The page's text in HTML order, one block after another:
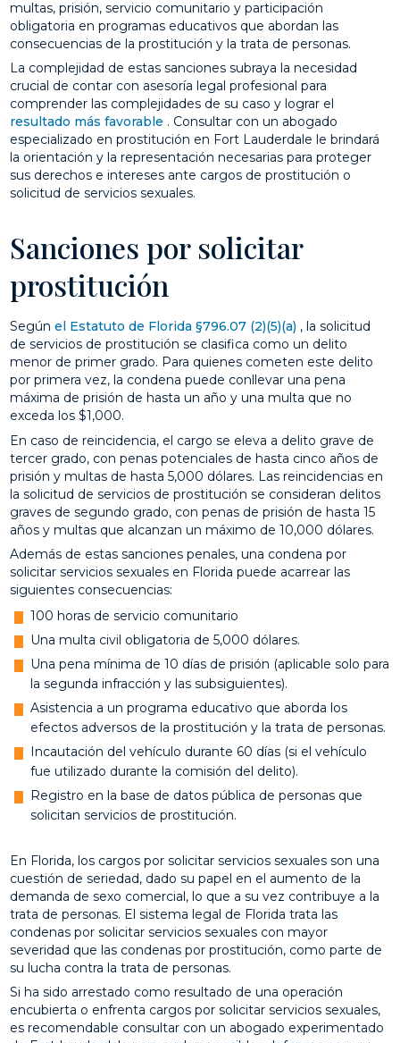
multas, prisión, servicio comunitario y participación
obligatoria en programas educativos que abordan las
consecuencias de la prostitución y la trata de personas.
La complejidad de estas sanciones subraya la necesidad
crucial de contar con asesoría legal profesional para
comprender las complejidades de su caso y lograr el
resultado más favorable . Consultar con un abogado
especializado en prostitución en Fort Lauderdale le brindará
la orientación y la representación necesarias para proteger
sus derechos e intereses ante cargos de prostitución o
solicitud de servicios sexuales.
Sanciones por solicitar
prostitución
Segúnel Estatuto de Florida §796.07 (2)(5)(a) , la solicitud
de servicios de prostitución se clasifica como un delito
menor de primer grado. Para quienes cometen este delito
por primera vez, la condena puede conllevar una pena
máxima de prisión de hasta un año y una multa que no
exceda los $1,000.
En caso de reincidencia, el cargo se eleva a delito grave de
tercer grado, con penas potenciales de hasta cinco años de
prisión y multas de hasta 5,000 dólares. Las reincidencias en
la solicitud de servicios de prostitución se consideran delitos
graves de segundo grado, con penas de prisión de hasta 15
años y multas que alcanzan un máximo de 10,000 dólares.
Además de estas sanciones penales, una condena por
solicitar servicios sexuales en Florida puede acarrear las
siguientes consecuencias:
100 horas de servicio comunitario
Una multa civil obligatoria de 5,000 dólares.
Una pena mínima de 10 días de prisión (aplicable solo para
la segunda infracción y las subsiguientes).
Asistencia a un programa educativo que aborda los
efectos adversos de la prostitución y la trata de personas.
Incautación del vehículo durante 60 días (si el vehículo
fue utilizado durante la comisión del delito).
Registro en la base de datos pública de personas que
solicitan servicios de prostitución.
En Florida, los cargos por solicitar servicios sexuales son una
cuestión de seriedad, dado su papel en el aumento de la
demanda de sexo comercial, lo que a su vez contribuye a la
trata de personas. El sistema legal de Florida trata las
condenas por solicitar servicios sexuales con mayor
severidad que las condenas por prostitución, como parte de
su lucha contra la trata de personas.
Si ha sido arrestado como resultado de una operación
encubierta o enfrenta cargos por solicitar servicios sexuales,
es recomendable consultar con un abogado experimentado